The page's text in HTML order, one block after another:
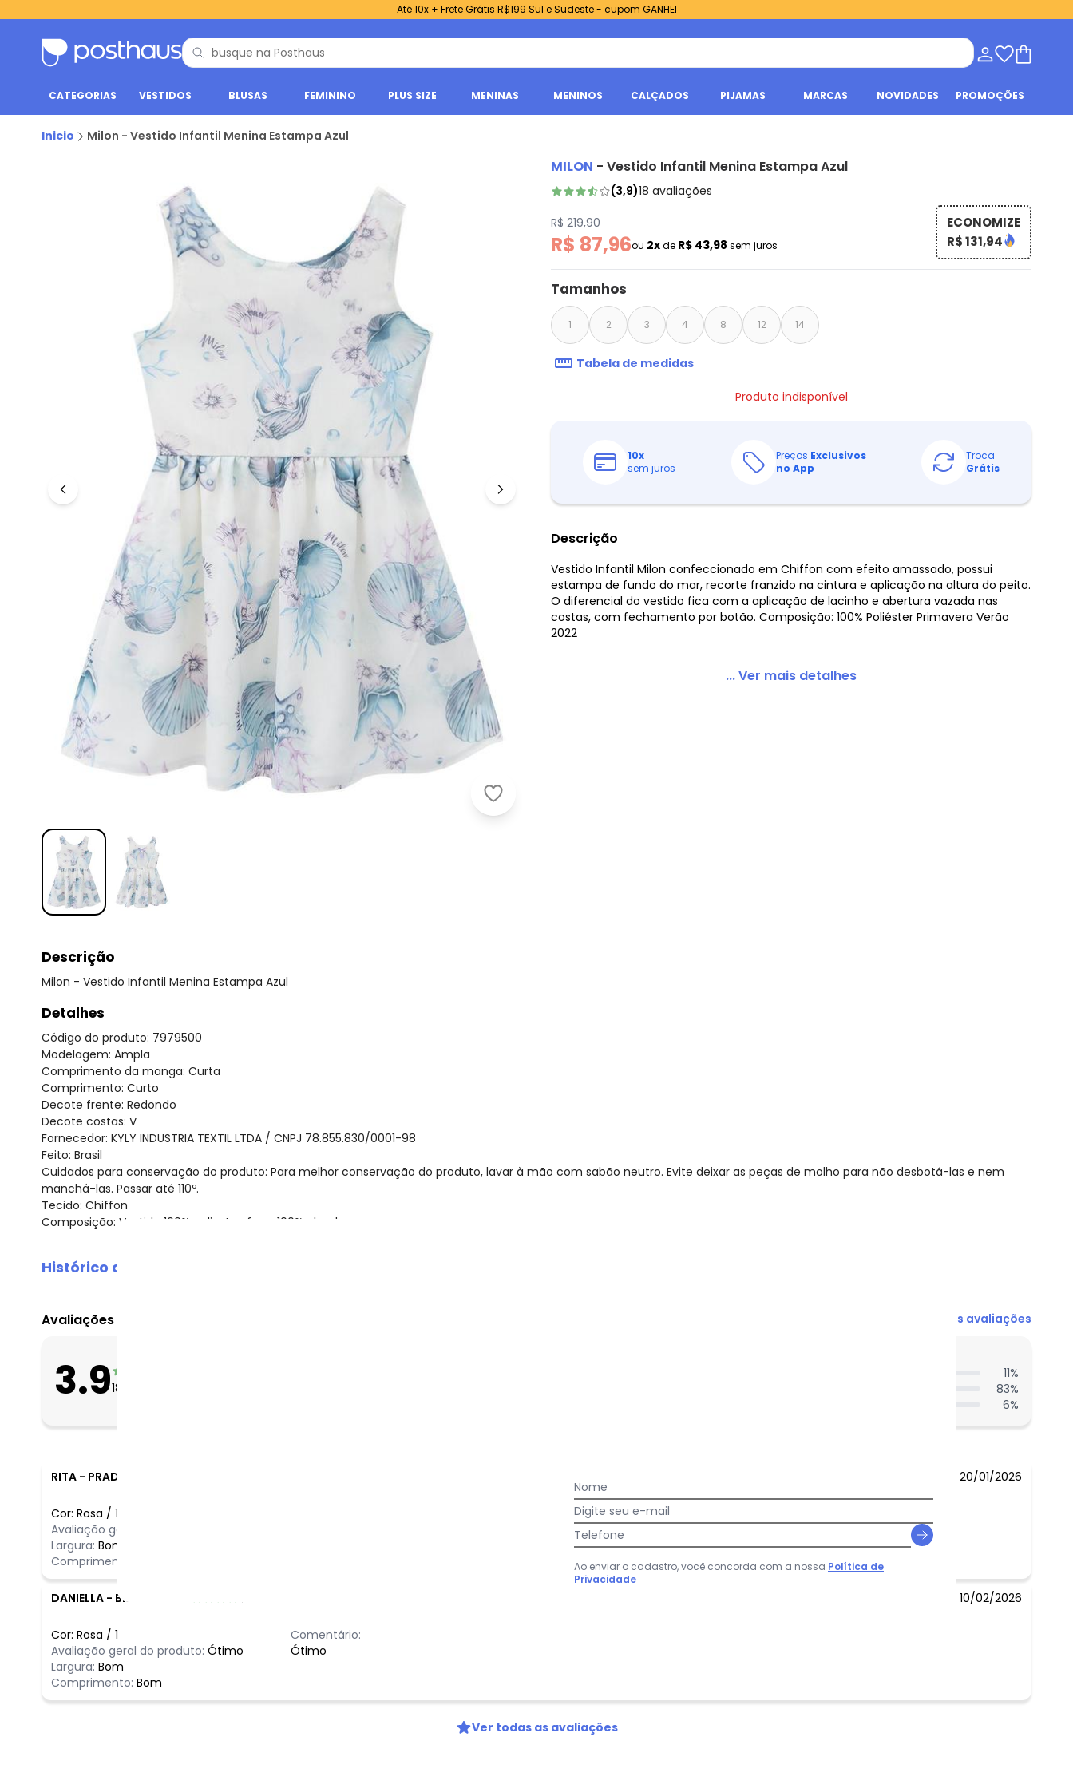
Até 10x + Frete Grátis R$199 Sul e Sudeste - cupom GANHEI
CATEGORIAS VESTIDOS BLUSAS FEMININO PLUS SIZE MENINAS MENINOS CALÇADOS PIJAMAS MARCAS NOVIDADES PROMOÇÕES
Inicio Milon - Vestido Infantil Menina Estampa Azul
Milon - Vestido Infantil Menina Estampa Azul
MILON - Vestido Infantil Menina Estampa Azul
(3,9)18 avaliações
R$ 219,90
R$ 87,96ou 2xde R$ 43,98 sem juros
ECONOMIZE
R$ 131,94
Tamanhos
1 2 3 4 8 12 14
Tabela de medidas
Produto indisponível
10x
sem juros
Preços Exclusivos
no App
Troca
Grátis
Descrição
Vestido Infantil Milon confeccionado em Chiffon com efeito amassado, possui
estampa de fundo do mar, recorte franzido na cintura e aplicação na altura do peito.
O diferencial do vestido fica com a aplicação de lacinho e abertura vazada nas
costas, com fechamento por botão. Composição: 100% Poliéster Primavera Verão
2022
... Ver mais detalhes
Descrição
Milon - Vestido Infantil Menina Estampa Azul
Detalhes
Código do produto: 7979500
Modelagem: Ampla
Comprimento da manga: Curta
Comprimento: Curto
Decote frente: Redondo
Decote costas: V
Fornecedor: KYLY INDUSTRIA TEXTIL LTDA / CNPJ 78.855.830/0001-98
Feito: Brasil
Cuidados para conservação do produto: Para melhor conservação do produto, lavar à mão com sabão neutro. Evite deixar as peças de molho para não desbotá-las e nem
manchá-las. Passar até 110º.
Tecido: Chiffon
Composição: Vestido 100% poliester, forro 100% algodao
Histórico de preços
agosto/2026
R$ 87,96
maio/2026 R$ 87,96
abril/2026 R$ 87,96
R$ 87,96
fevereiro/2026 R$ 87,96
Avaliações Ver todas as avaliações
3.918
11%
83%
6%
RITA - PRADOPOLIS - SP 20/01/2026
Cor: Rosa / 1
Avaliação geral do produto:
Largura: Bom
Comprimento:
DANIELLA - BRASILIA - DF 10/02/2026
Cor: Rosa / 1
Avaliação geral do produto: Ótimo
Largura: Bom
Comprimento: Bom
Comentário:
Ótimo
Ver todas as avaliações
Nome
Digite seu e-mail
Telefone
Ao enviar o cadastro, você concorda com a nossa Política de
Privacidade